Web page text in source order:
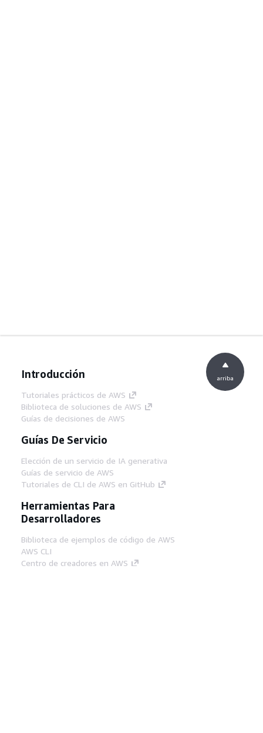
Introducción
Tutoriales prácticos de AWS
Biblioteca de soluciones de AWS
Guías de decisiones de AWS
Guías De Servicio
Elección de un servicio de IA generativa
Guías de servicio de AWS
Tutoriales de CLI de AWS en GitHub
Herramientas Para
Desarrolladores
Biblioteca de ejemplos de código de AWS
AWS CLI
Centro de creadores en AWS
arriba